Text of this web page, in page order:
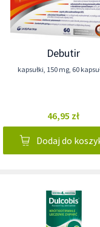
Debutir
kapsułki, 150 mg, 60
46,95 zł
Dodaj do